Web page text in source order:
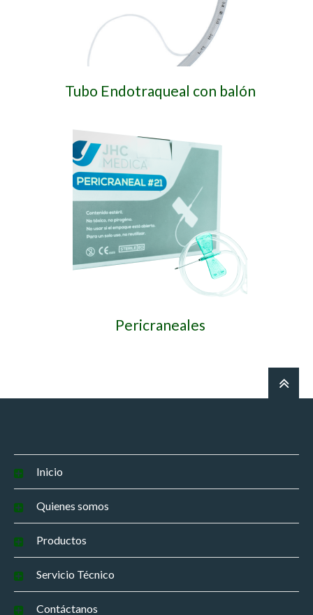
Tubo Endotraqueal con balón
Pericraneales
Inicio
Quienes somos
Productos
Servicio Técnico
Contáctanos